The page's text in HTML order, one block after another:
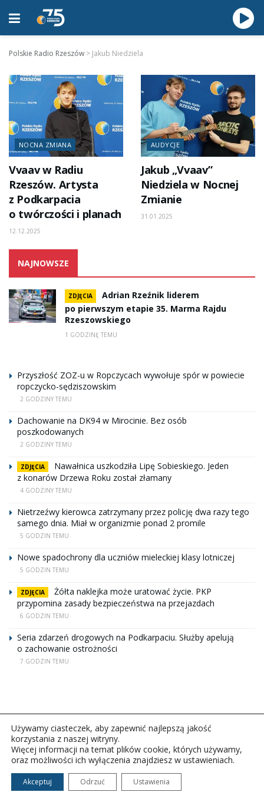
Polskie Radio Rzeszów > Jakub Niedziela
NOCNA ZMIANA
Vvaav w Radiu
Rzeszów. Artysta
z Podkarpacia
o twórczości i planach
12.12.2025
AUDYCJE
Jakub „Vvaav”
Niedziela w Nocnej
Zmianie
31.01.2025
NAJNOWSZE
ZDJĘCIA
Adrian Rzeźnik liderem
po pierwszym etapie 35. Marma Rajdu
Rzeszowskiego
1 GODZINĘ TEMU
Przyszłość ZOZ-u w Ropczycach wywołuje spór w powiecie
ropczycko-sędziszowskim
2 GODZINY TEMU
Dachowanie na DK94 w Mirocinie. Bez osób
poszkodowanych
2 GODZINY TEMU
ZDJĘCIA
Nawałnica uszkodziła Lipę Sobieskiego. Jeden
z konarów Drzewa Roku został złamany
4 GODZINY TEMU
Nietrzeźwy kierowca zatrzymany przez policję dwa razy tego
samego dnia. Miał w organizmie ponad 2 promile
5 GODZIN TEMU
Nowe spadochrony dla uczniów mieleckiej klasy lotniczej
5 GODZIN TEMU
ZDJĘCIA
Żółta naklejka może uratować życie. PKP
przypomina zasady bezpieczeństwa na przejazdach
6 GODZIN TEMU
Seria zdarzeń drogowych na Podkarpaciu. Służby apelują
o zachowanie ostrożności
7 GODZIN TEMU
Copyright © 2026Polskie Radio Rzeszów S.A. w likwidacj.
Wszelkie prawa zastrzeżone.
Używamy ciasteczek, aby zapewnić najlepszą jakość
korzystania z naszej witryny.
Więcej informacji na temat plików cookie, których używamy,
oraz możliwości ich wyłączenia znajdziesz w ustawieniach.
Akceptuj Odrzuć Ustawienia